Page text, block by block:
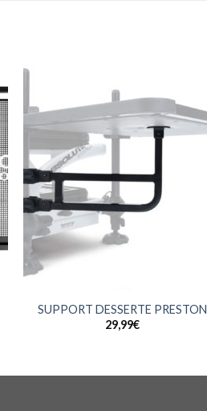
SUPPORT DESSERTE PRESTON
29,99€